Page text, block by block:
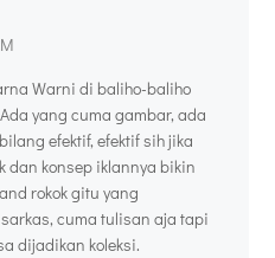
Warni di baliho-baliho
yang cuma gambar, ada
efektif, efektif sih jika
dan konsep iklannya bikin
rokok gitu yang
cuma tulisan aja tapi
dijadikan koleksi.